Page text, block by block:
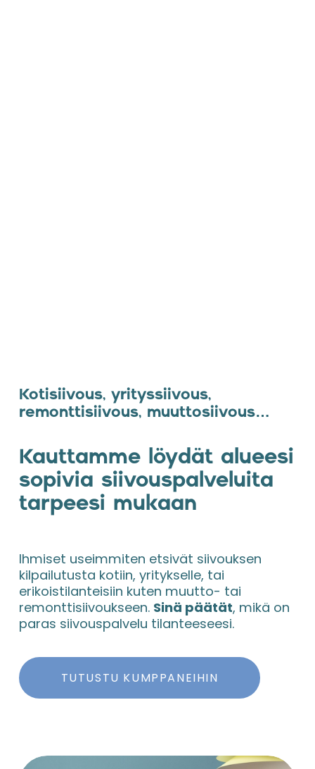
Kotisiivous, yrityssiivous,
remonttisiivous, muuttosiivous…
Kauttamme löydät alueesi
sopivia siivouspalveluita
tarpeesi mukaan
Ihmiset useimmiten etsivät siivouksen
kilpailutusta kotiin, yritykselle, tai
erikoistilanteisiin kuten muutto- tai
remonttisiivoukseen. Sinä päätät, mikä on
paras siivouspalvelu tilanteeseesi.
TUTUSTU KUMPPANEIHIN